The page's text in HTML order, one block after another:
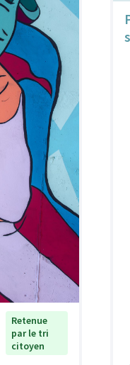
Retenue
par le tri
citoyen